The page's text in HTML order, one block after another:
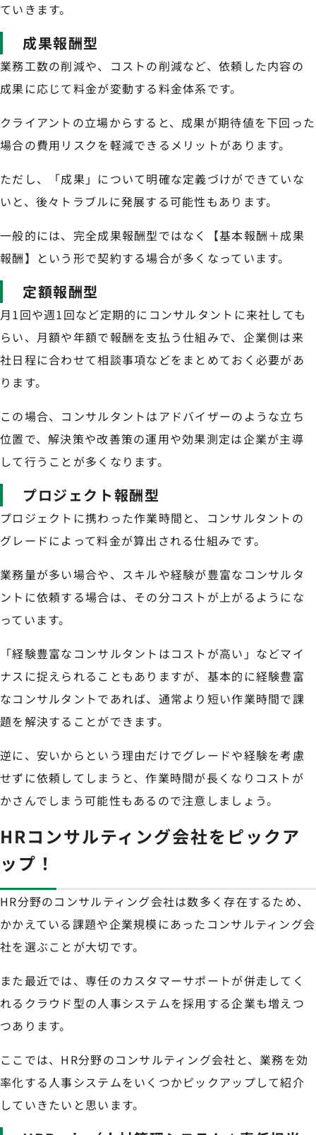
ていきます。
成果報酬型
業務工数の削減や、コストの削減など、依頼した内容の
成果に応じて料金が変動する料金体系です。
クライアントの立場からすると、成果が期待値を下回った
場合の費用リスクを軽減できるメリットがあります。
ただし、「成果」について明確な定義づけができていな
いと、後々トラブルに発展する可能性もあります。
一般的には、完全成果報酬型ではなく【基本報酬＋成果
報酬】という形で契約する場合が多くなっています。
定額報酬型
月1回や週1回など定期的にコンサルタントに来社しても
らい、月額や年額で報酬を支払う仕組みで、企業側は来
社日程に合わせて相談事項などをまとめておく必要があ
ります。
この場合、コンサルタントはアドバイザーのような立ち
位置で、解決策や改善策の運用や効果測定は企業が主導
して行うことが多くなります。
プロジェクト報酬型
プロジェクトに携わった作業時間と、コンサルタントの
グレードによって料金が算出される仕組みです。
業務量が多い場合や、スキルや経験が豊富なコンサルタ
ントに依頼する場合は、その分コストが上がるようにな
っています。
「経験豊富なコンサルタントはコストが高い」などマイ
ナスに捉えられることもありますが、基本的に経験豊富
なコンサルタントであれば、通常より短い作業時間で課
題を解決することができます。
逆に、安いからという理由だけでグレードや経験を考慮
せずに依頼してしまうと、作業時間が長くなりコストが
かさんでしまう可能性もあるので注意しましょう。
HRコンサルティング会社をピックア
ップ！
HR分野のコンサルティング会社は数多く存在するため、
かかえている課題や企業規模にあったコンサルティング会
社を選ぶことが大切です。
また最近では、専任のカスタマーサポートが併走してく
れるクラウド型の人事システムを採用する企業も増えつ
つあります。
ここでは、HR分野のコンサルティング会社と、業務を効
率化する人事システムをいくつかピックアップして紹介
していきたいと思います。